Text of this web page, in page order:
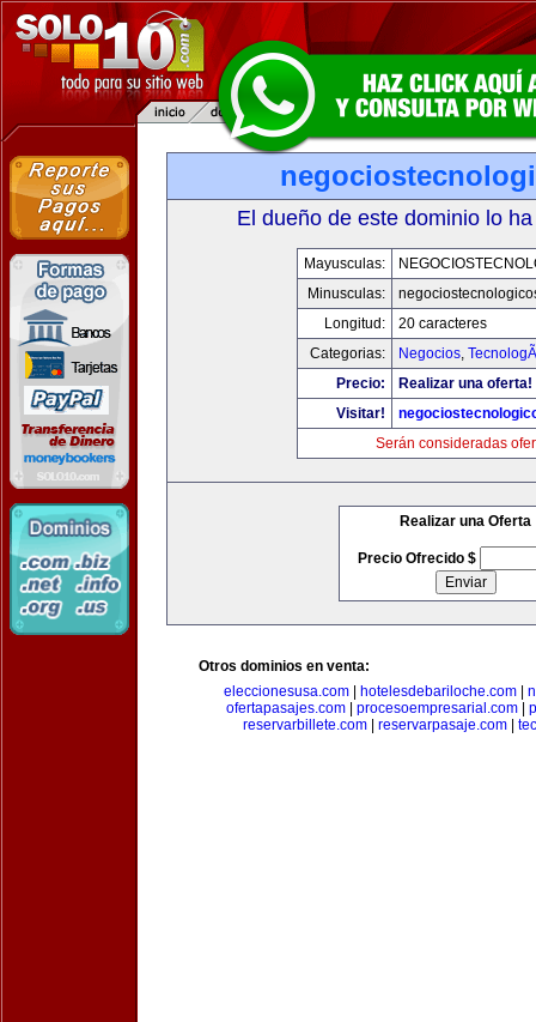
El dueño de este dominio lo
Mayusculas:
Minusculas:
Longitud:
20 caracteres
Categorias:
Negocios,
Precio:
Realizar una oferta!
Visitar!
Serán consideradas
Realizar una Oferta
Precio Ofrecido $
Otros dominios en venta:
eleccionesusa.com| hotelesdebariloche.com|
ofertapasajes.com| procesoempresarial.com|
reservarbillete.com
reservarpasaje.com